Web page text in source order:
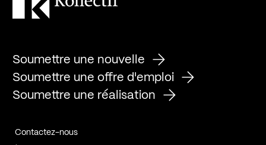
Soumettre une nouvelle
Soumettre une offre d'emploi
Soumettre une réalisation
Contactez-nous